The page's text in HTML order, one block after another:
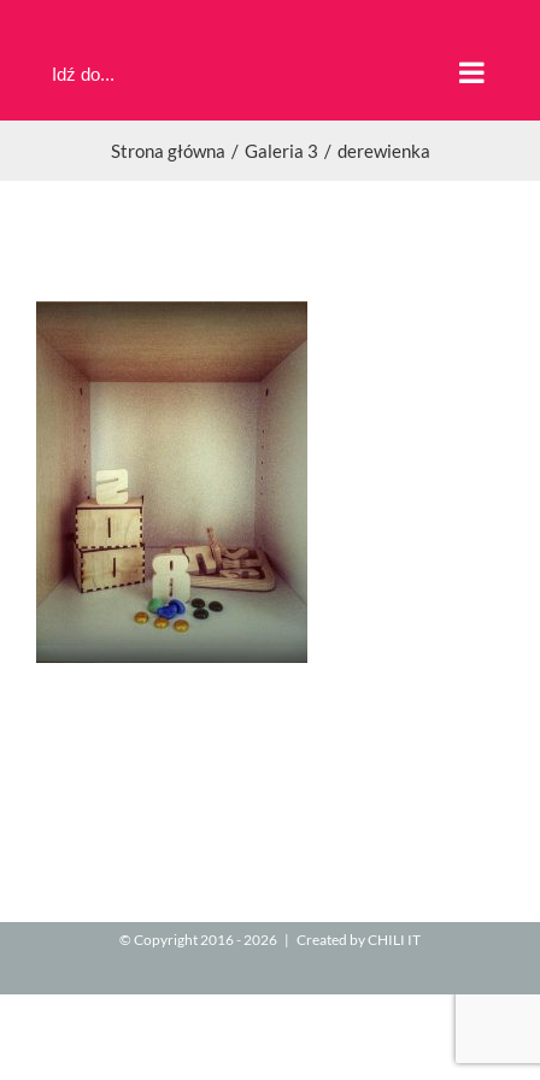
zawartości
Idź do...
Strona główna Galeria 3 derewienka
© Copyright 2016 -2026 | Created byCHILI IT